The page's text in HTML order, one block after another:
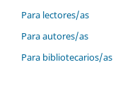
Para lectores/as
Para autores/as
Para bibliotecarios/as